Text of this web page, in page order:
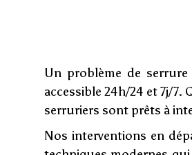
Un problème de
accessible 24h/24 et 7j/7.
serruriers sont prêts à
Nos interventions en